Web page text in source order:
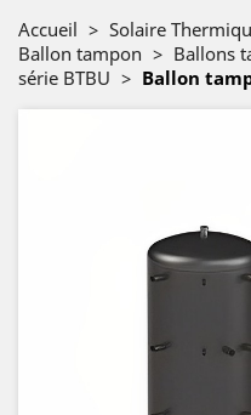
Accueil > Solaire
Ballon tampon > Ballons
série BTBU > Ballon